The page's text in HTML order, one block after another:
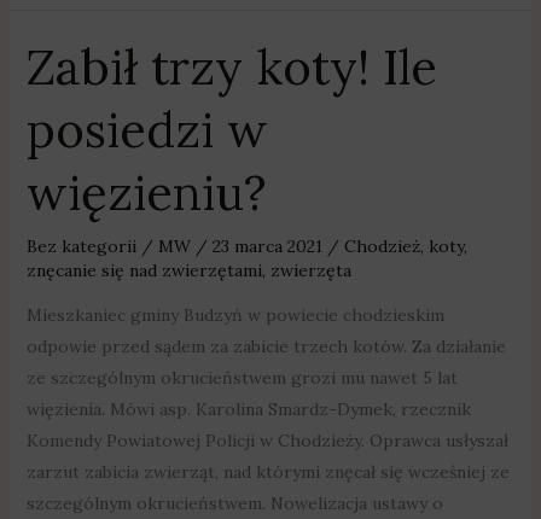
Zabił trzy koty! Ile
posiedzi w
więzieniu?
Bez kategorii/ MW / 23 marca 2021 / Chodzież, koty,
znęcanie się nad zwierzętami, zwierzęta
Mieszkaniec gminy Budzyń w powiecie chodzieskim
odpowie przed sądem za zabicie trzech kotów. Za działanie
ze szczególnym okrucieństwem grozi mu nawet 5 lat
więzienia. Mówi asp. Karolina Smardz-Dymek, rzecznik
Komendy Powiatowej Policji w Chodzieży. Oprawca usłyszał
zarzut zabicia zwierząt, nad którymi znęcał się wcześniej ze
szczególnym okrucieństwem. Nowelizacja ustawy o
Zabił
trzy
Ile
posiedzi
w
więzieniu?